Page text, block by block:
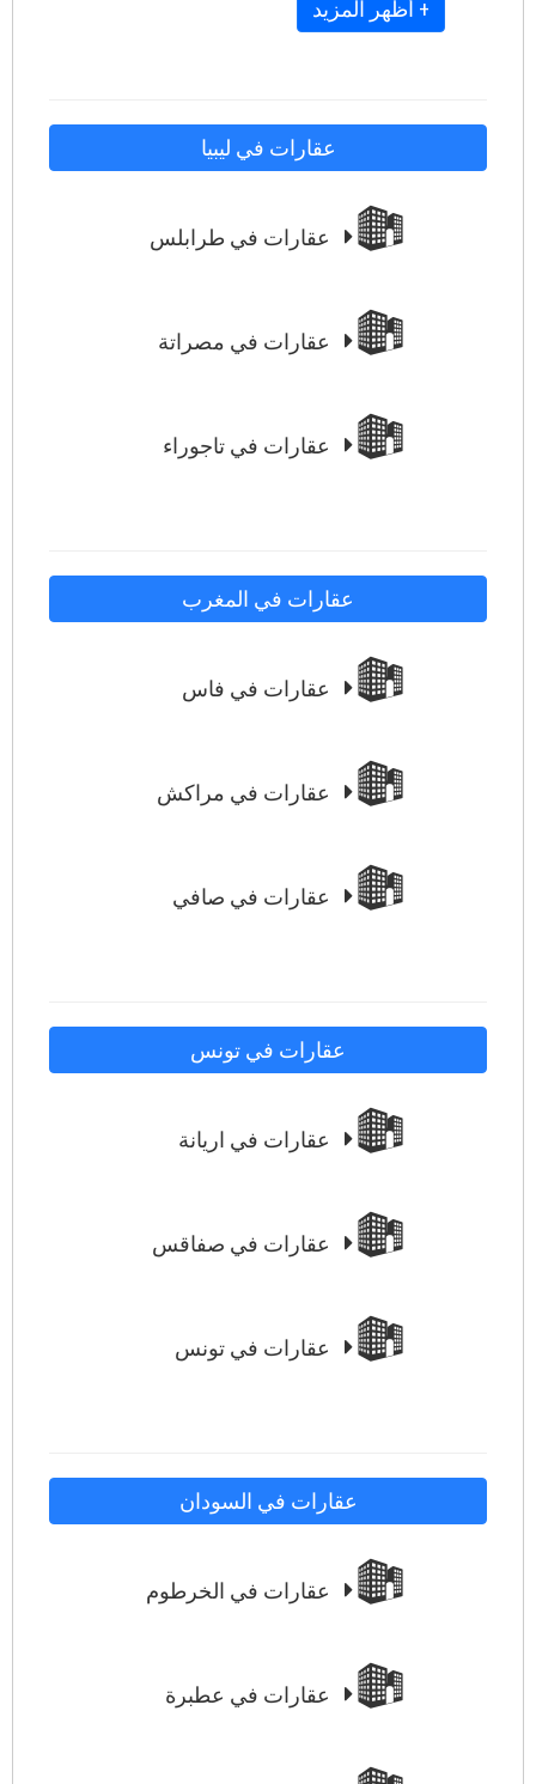
+ أظهر المزيد
عقارات في ليبيا
عقارات في طرابلس
عقارات في مصراتة
عقارات في تاجوراء
عقارات في المغرب
عقارات في فاس
عقارات في مراكش
عقارات في صافي
عقارات في تونس
عقارات في اريانة
عقارات في صفاقس
عقارات في تونس
عقارات في السودان
عقارات في الخرطوم
عقارات في عطبرة